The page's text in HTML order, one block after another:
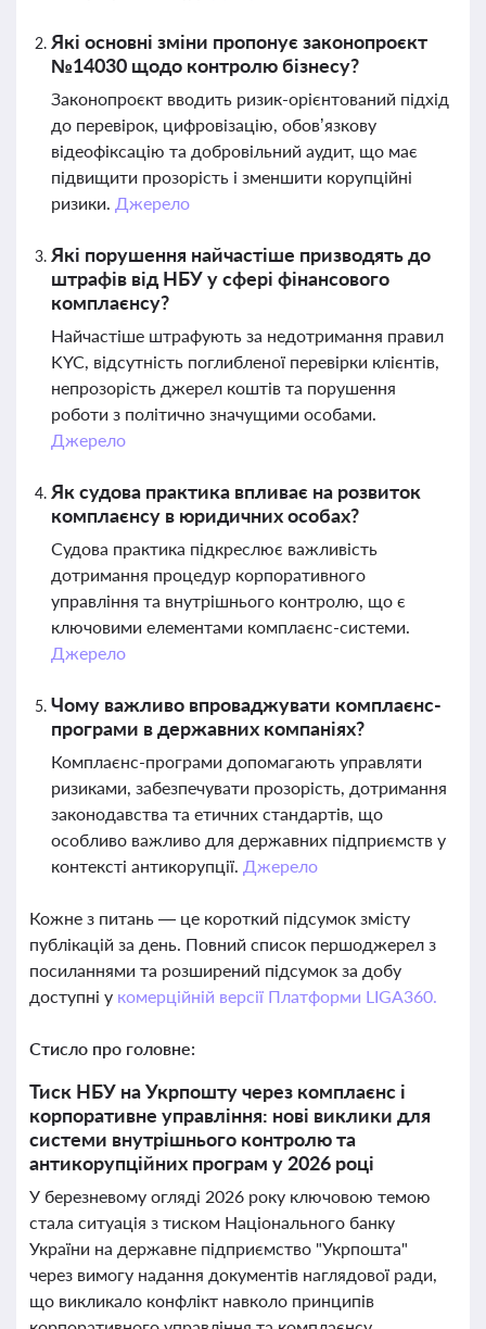
Які основні зміни пропонує законопроєкт
№14030 щодо контролю бізнесу?
Законопроєкт вводить ризик-орієнтований підхід
до перевірок, цифровізацію, обов’язкову
відеофіксацію та добровільний аудит, що має
підвищити прозорість і зменшити корупційні
ризики. Джерело
Які порушення найчастіше призводять до
штрафів від НБУ у сфері фінансового
комплаєнсу?
Найчастіше штрафують за недотримання правил
KYC, відсутність поглибленої перевірки клієнтів,
непрозорість джерел коштів та порушення
роботи з політично значущими особами.
Джерело
Як судова практика впливає на розвиток
комплаєнсу в юридичних особах?
Судова практика підкреслює важливість
дотримання процедур корпоративного
управління та внутрішнього контролю, що є
ключовими елементами комплаєнс-системи.
Джерело
Чому важливо впроваджувати комплаєнс-
програми в державних компаніях?
Комплаєнс-програми допомагають управляти
ризиками, забезпечувати прозорість, дотримання
законодавства та етичних стандартів, що
особливо важливо для державних підприємств у
контексті антикорупції. Джерело
Кожне з питань — це короткий підсумок змісту
публікацій за день. Повний список першоджерел з
посиланнями та розширений підсумок за добу
доступні у комерційній версії Платформи LIGA360.
Стисло про головне:
Тиск НБУ на Укрпошту через комплаєнс і
корпоративне управління: нові виклики для
системи внутрішнього контролю та
антикорупційних програм у 2026 році
У березневому огляді 2026 року ключовою темою
стала ситуація з тиском Національного банку
України на державне підприємство "Укрпошта"
через вимогу надання документів наглядової ради,
що викликало конфлікт навколо принципів